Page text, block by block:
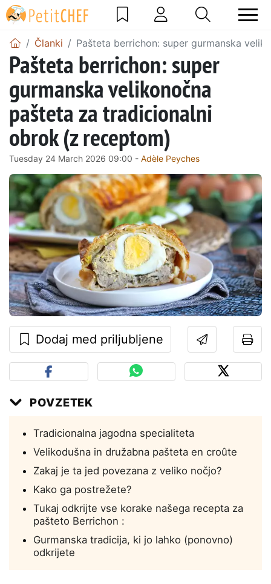
Članki Pašteta berrichon: super gurmanska
Pašteta berrichon: super
gurmanska velikonočna
pašteta za tradicionalni
obrok (z receptom)
Tuesday 24 March 2026 09:00 - Adèle Peyches
Dodaj med priljubljene
POVZETEK
Tradicionalna jagodna specialiteta
Velikodušna in družabna pašteta en croûte
Zakaj je ta jed povezana z veliko nočjo?
Kako ga postrežete?
Tukaj odkrijte vse korake našega recepta za
pašteto Berrichon :
Gurmanska tradicija, ki jo lahko (ponovno)
odkrijete